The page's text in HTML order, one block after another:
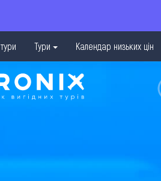
Тури Календар низьких цін